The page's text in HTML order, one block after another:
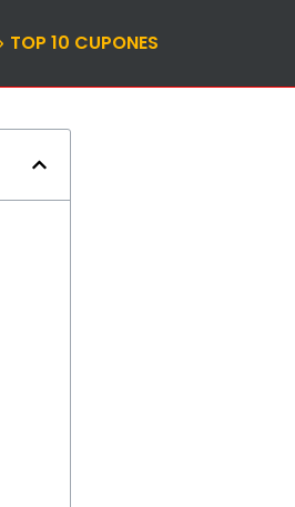
TOP 10 CUPONES